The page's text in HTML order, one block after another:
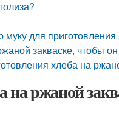
для приготовления
закваске, чтобы
хлеба на
на ржаной